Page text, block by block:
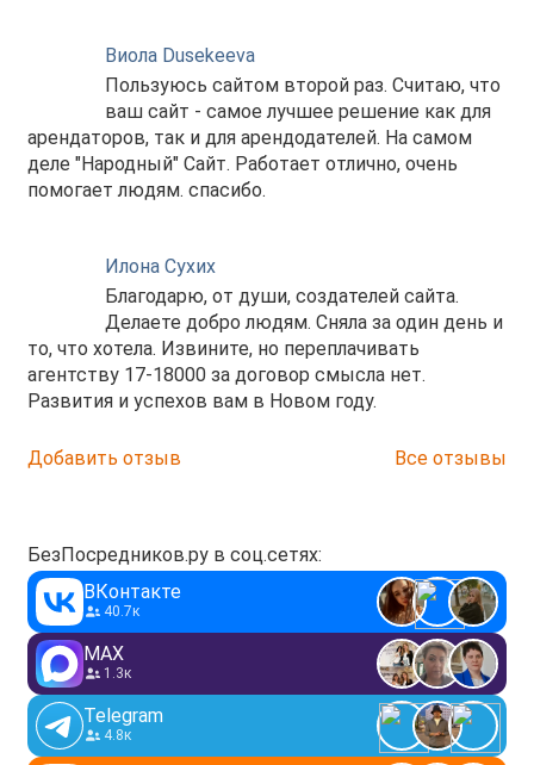
Виола Dusekeeva
Пользуюсь сайтом второй раз. Считаю, что
ваш сайт - самое лучшее решение как для
арендаторов, так и для арендодателей. На самом
деле "Народный" Сайт. Работает отлично, очень
помогает людям. спасибо.
Илона Сухих
Благодарю, от души, создателей сайта.
Делаете добро людям. Сняла за один день и
то, что хотела. Извините, но переплачивать
агентству 17-18000 за договор смысла нет.
Развития и успехов вам в Новом году.
Добавить отзыв Все отзывы
БезПосредников.ру в соц.сетях:
ВКонтакте
40.7к
MAX
1.3к
Telegram
4.8к